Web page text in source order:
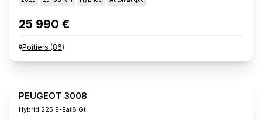
25 990 €
Poitiers (86)
PEUGEOT 3008
Hybrid 225 E-Eat8 Gt